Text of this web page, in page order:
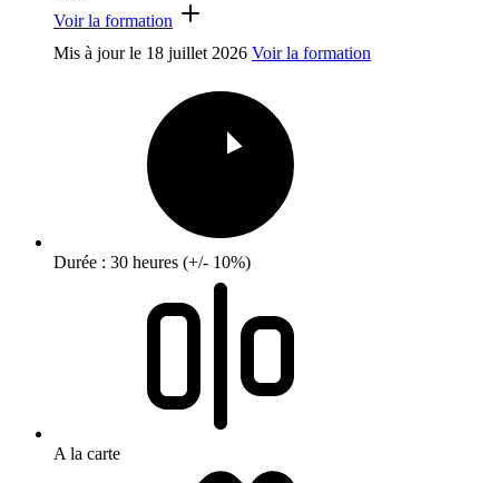
Voir la formation
Mis à jour le 18 juillet 2026 Voir la formation
Durée : 30 heures (+/- 10%)
A la carte